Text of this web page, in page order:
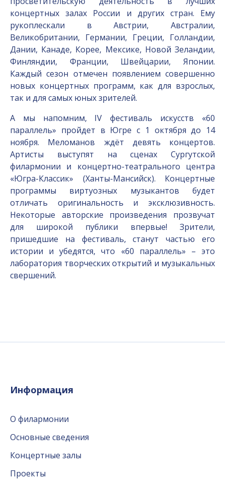
концертных залах России и других стран. Ему
рукоплескали в Австрии, Австралии,
Великобритании, Германии, Греции, Голландии,
Дании, Канаде, Корее, Мексике, Новой Зеландии,
Финляндии, Франции, Швейцарии, Японии.
Каждый сезон отмечен появлением совершенно
новых концертных программ, как для взрослых,
так и для самых юных зрителей.
А мы напомним, IV фестиваль искусств «60
параллель» пройдет в Югре с 1 октября до 14
ноября. Меломанов ждёт девять концертов.
Артисты выступят на сценах Сургутской
филармонии и концертно-театрального центра
«Югра-Классик» (Ханты-Мансийск). Концертные
программы виртуозных музыкантов будет
отличать оригинальность и эксклюзивность.
Некоторые авторские произведения прозвучат
для широкой публики впервые! Зрители,
пришедшие на фестиваль, станут частью его
истории и убедятся, что «60 параллель» – это
лаборатория творческих открытий и музыкальных
свершений.
Информация
О филармонии
Основные сведения
Концертные залы
Проекты